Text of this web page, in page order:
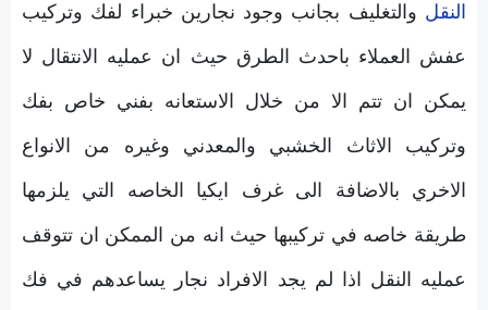
النقل والتغليف بجانب وجود نجارين خبراء لفك وتركيب
عفش العملاء باحدث الطرق حيث ان عمليه الانتقال لا
يمكن ان تتم الا من خلال الاستعانه بفني خاص بفك
وتركيب الاثاث الخشبي والمعدني وغيره من الانواع
الاخري بالاضافة الى غرف ايكيا الخاصه التي يلزمها
طريقة خاصه في تركيبها حيث انه من الممكن ان تتوقف
عمليه النقل اذا لم يجد الافراد نجار يساعدهم في فك